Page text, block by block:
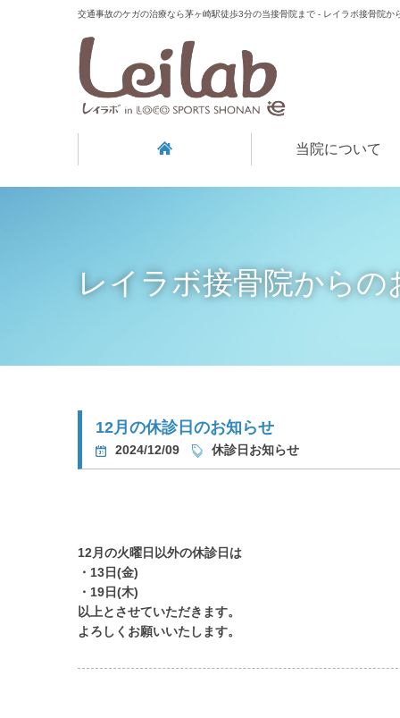
交通事故のケガの治療なら茅ヶ崎駅徒歩3分の当接骨院まで - レイラボ接骨院か
当院について
レイラボ接骨院からの
12月の休診日のお知らせ
2024/12/09 休診日お知らせ
12月の火曜日以外の休診日は
・13日(金)
・19日(木)
以上とさせていただきます。
よろしくお願いいたします。